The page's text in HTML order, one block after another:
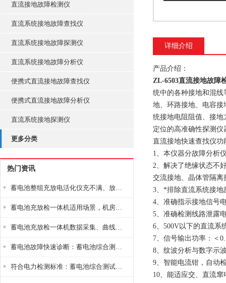
直流接地故障检测仪
直流系统接地故障查找仪
直流系统接地故障探测仪
直流系统接地故障分析仪
便携式直流接地故障查找仪
便携式直流接地故障分析仪
直流系统接地探测仪
更多分类
热门资讯
蓄电池整组充放电活化仪充不满、放不完怎么办？
蓄电池充放检一体机适用场景，机房基站变电站铅酸蓄电池维护检测应用
蓄电池充放检一体机数据采集、曲线分析与电池健康状态智能评估功能详解
蓄电池故障快速诊断：蓄电池综合测试仪判断落后电池的方法与标准
符合电力检测标准：蓄电池综合测试仪测试规范与精度校准方法详解
详细介绍
产品介绍：
ZL-6503直流接地故障
统中的各种接地和混
地、环路接地、电容
统接地电阻阻值、接
定位的高准确性探测仪
直流接地快速查找仪功
1、本仪器分故障分析
2、解决了绝缘状态不
交流接地、晶体管隔离
3、*排除直流系统接地
4、准确指示接地信号
5、准确检测线路泄露
6、500V以下的直流系
7、信号输出功率：＜
8、纹波分析与数字示
9、智能电流钳，自动
10、能适应交、直流